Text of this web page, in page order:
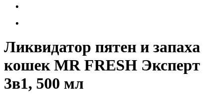
Ликвидатор пятен и запаха
кошек MR FRESH Эксперт
3в1, 500 мл